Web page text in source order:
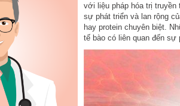
với liệu pháp hóa trị truyền
sự phát triển và lan rộng
hay protein chuyên biệt.
tế bào có liên quan đến sự